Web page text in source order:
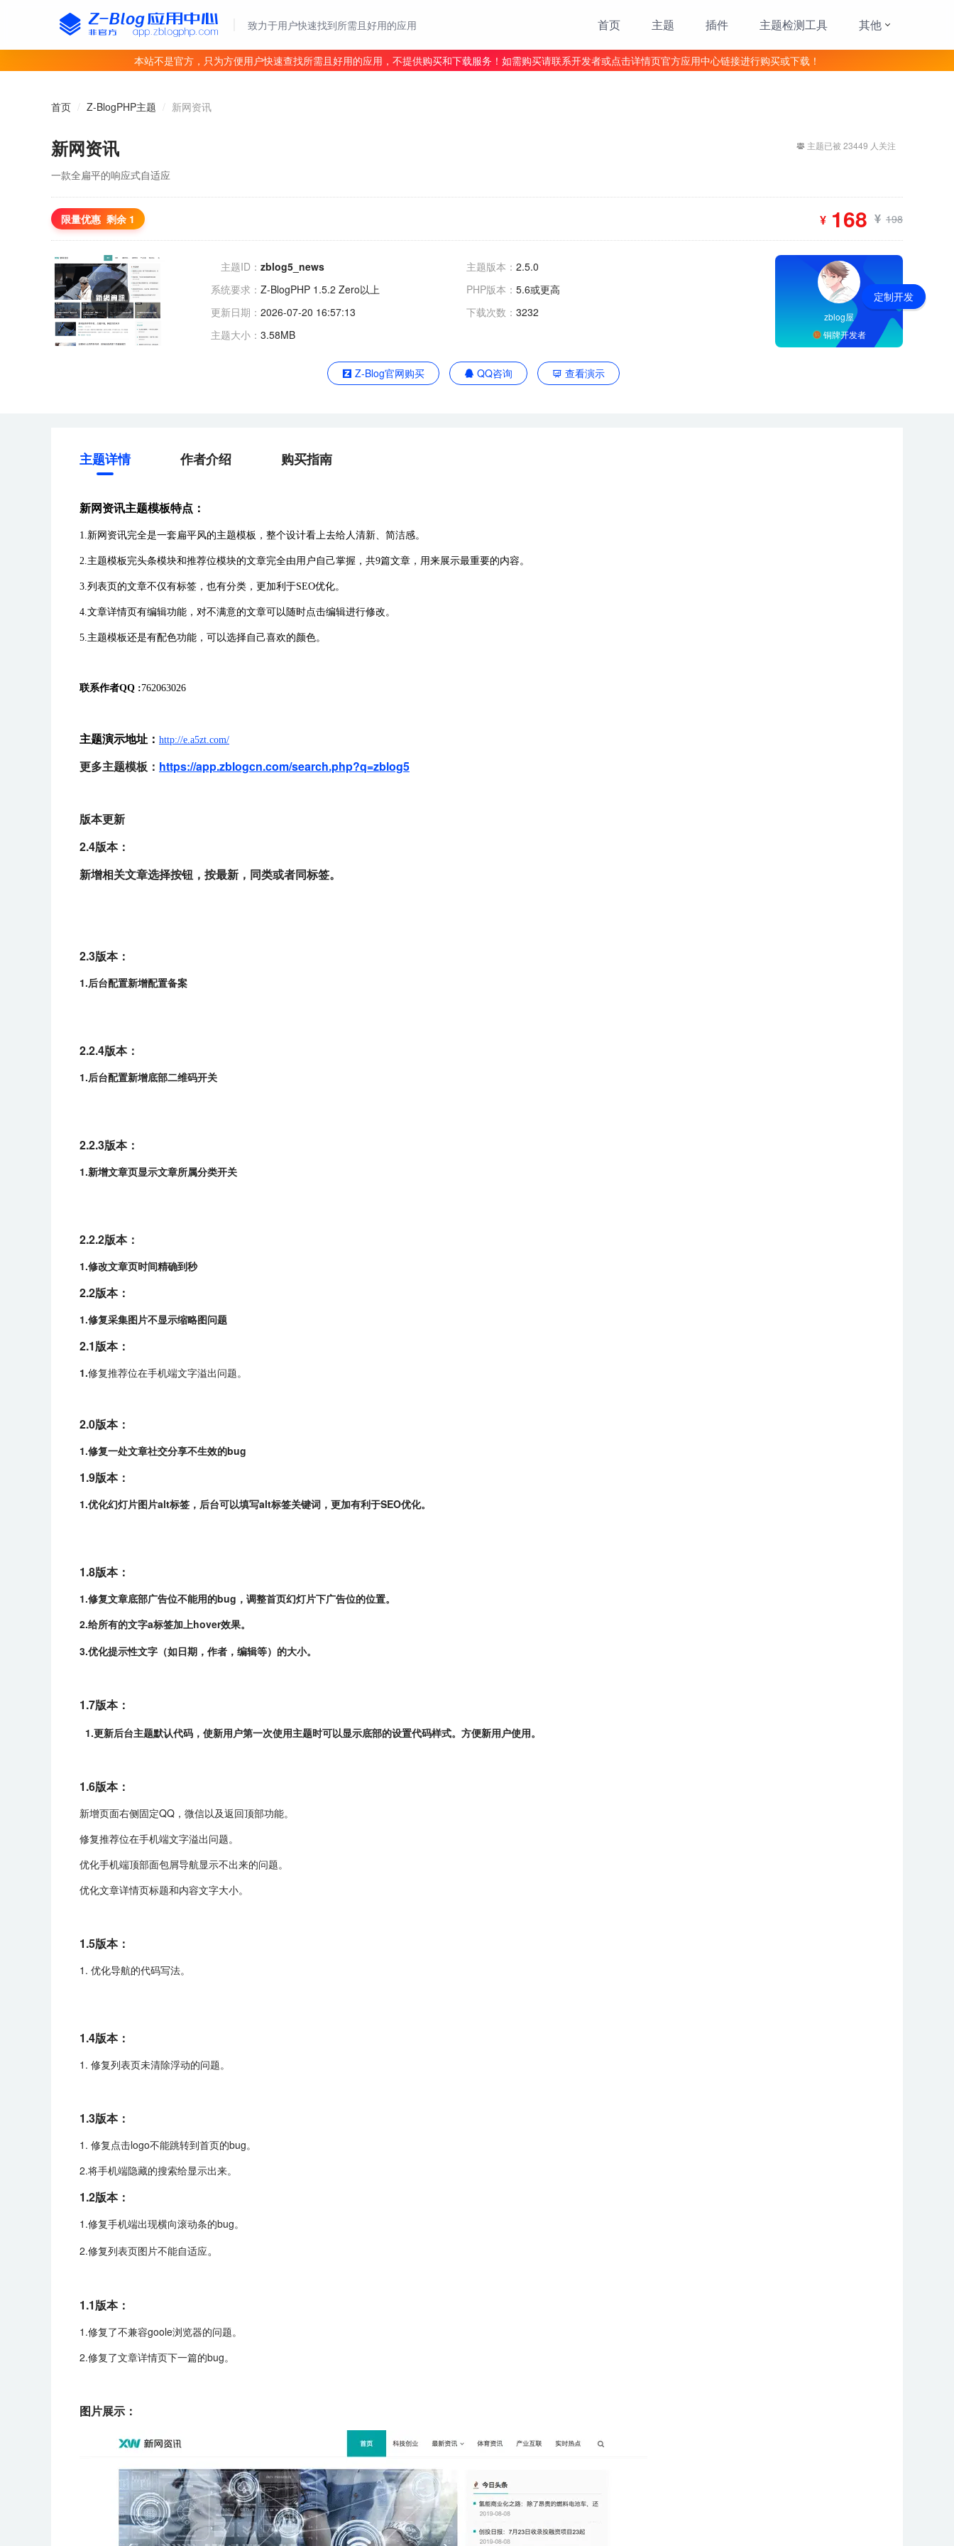
致力于用户快速找到所需且好用的应用 首页 主题 插件 主题检测工具 其他
本站不是官方，只为方便用户快速查找所需且好用的应用，不提供购买和下载服务！如需购买请联系开发者或点击详情页官方应用中心链接进行购买或下载！
首页 / Z-BlogPHP主题 / 新网资讯
新网资讯 主题已被 23449 人关注
一款全扁平的响应式自适应
¥ 198
¥ 168
限量优惠 剩余 1
主题ID： zblog5_news 主题版本： 2.5.0
系统要求： Z-BlogPHP 1.5.2 Zero以上 PHP版本： 5.6或更高
更新日期： 2026-07-20 16:57:13 下载次数： 3232
主题大小： 3.58MB
zblog屋
铜牌开发者
Z-Blog官网购买 QQ咨询 查看演示
主题详情 作者介绍 购买指南
新网资讯主题模板特点：
1.新网资讯完全是一套扁平风的主题模板，整个设计看上去给人清新、简洁感。
2.主题模板完头条模块和推荐位模块的文章完全由用户自己掌握，共9篇文章，用来展示最重要的内容。
3.列表页的文章不仅有标签，也有分类，更加利于SEO优化。
4.文章详情页有编辑功能，对不满意的文章可以随时点击编辑进行修改。
5.主题模板还是有配色功能，可以选择自己喜欢的颜色。
联系作者QQ :762063026
主题演示地址： http://e.a5zt.com/
更多主题模板： https://app.zblogcn.com/search.php?q=zblog5
版本更新
2.4版本：
新增相关文章选择按钮，按最新，同类或者同标签。
2.3版本：
1.后台配置新增配置备案
2.2.4版本：
1.后台配置新增底部二维码开关
2.2.3版本：
1.新增文章页显示文章所属分类开关
2.2.2版本：
1.修改文章页时间精确到秒
2.2版本：
1.修复采集图片不显示缩略图问题
2.1版本：
1.修复推荐位在手机端文字溢出问题。
2.0版本：
1.修复一处文章社交分享不生效的bug
1.9版本：
1.优化幻灯片图片alt标签，后台可以填写alt标签关键词，更加有利于SEO优化。
1.8版本：
1.修复文章底部广告位不能用的bug，调整首页幻灯片下广告位的位置。
2.给所有的文字a标签加上hover效果。
3.优化提示性文字（如日期，作者，编辑等）的大小。
1.7版本：
1.更新后台主题默认代码，使新用户第一次使用主题时可以显示底部的设置代码样式。方便新用户使用。
1.6版本：
新增页面右侧固定QQ，微信以及返回顶部功能。
修复推荐位在手机端文字溢出问题。
优化手机端顶部面包屑导航显示不出来的问题。
优化文章详情页标题和内容文字大小。
1.5版本：
1. 优化导航的代码写法。
1.4版本：
1. 修复列表页未清除浮动的问题。
1.3版本：
1. 修复点击logo不能跳转到首页的bug。
2.将手机端隐藏的搜索给显示出来。
1.2版本：
1.修复手机端出现横向滚动条的bug。
2.修复列表页图片不能自适应。
1.1版本：
1.修复了不兼容goole浏览器的问题。
2.修复了文章详情页下一篇的bug。
图片展示：
定制开发